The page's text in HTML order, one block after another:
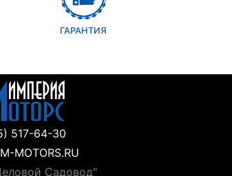
ГАРАНТИЯ
517-64-30
MOTORS.RU
Садовод"